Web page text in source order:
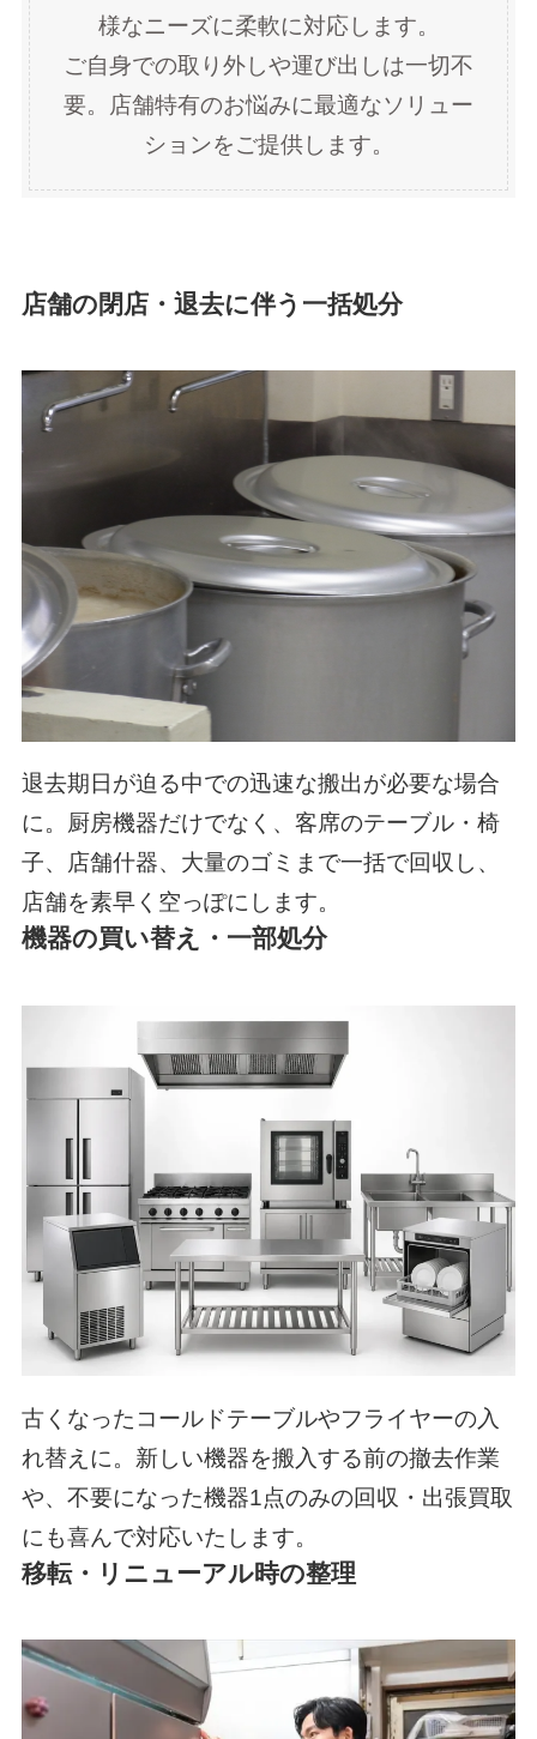
様なニーズに柔軟に対応します。
ご自身での取り外しや運び出しは一切不
要。店舗特有のお悩みに最適なソリュー
ションをご提供します。
店舗の閉店・退去に伴う一括処分
退去期日が迫る中での迅速な搬出が必要な場合
に。厨房機器だけでなく、客席のテーブル・椅
子、店舗什器、大量のゴミまで一括で回収し、
店舗を素早く空っぽにします。
機器の買い替え・一部処分
古くなったコールドテーブルやフライヤーの入
れ替えに。新しい機器を搬入する前の撤去作業
や、不要になった機器1点のみの回収・出張買取
にも喜んで対応いたします。
移転・リニューアル時の整理